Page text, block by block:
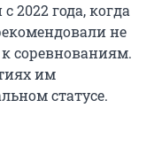
2022 года, когда
не
соревнованиям.
им
статусе.